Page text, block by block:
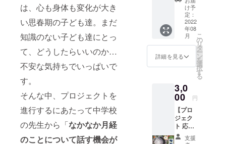
は、心も身体も変化が大き
い思春期の子ども達。まだ
知識のない子ども達にとっ
て、どうしたらいいのか…
不安な気持ちでいっぱいで
す。
そんな中、プロジェクトを
進行するにあたって中学校
の先生から「なかなか月経
のことについて話す機会が
リケートな
商品を通じ
て、女性の
美しさや活
き活きとし
た活動を応
援し続けま
商品の「企
画」「裁
断」「縫
製」「検
品」「発
代表
取締役
より感
謝の
メッ
セージ
をお届
け ②子
ども達
（ネイ
ビー１
枚）
橿原市
立八木
中学校
の生徒
け予
定：
2022
年08
月
詳細を見る
こ
の
リ
タ
ー
ン
を
選
択
す
る
3,0
00 円
【プロ
ジェク
ト 応援
＆サン
サンマ
支援